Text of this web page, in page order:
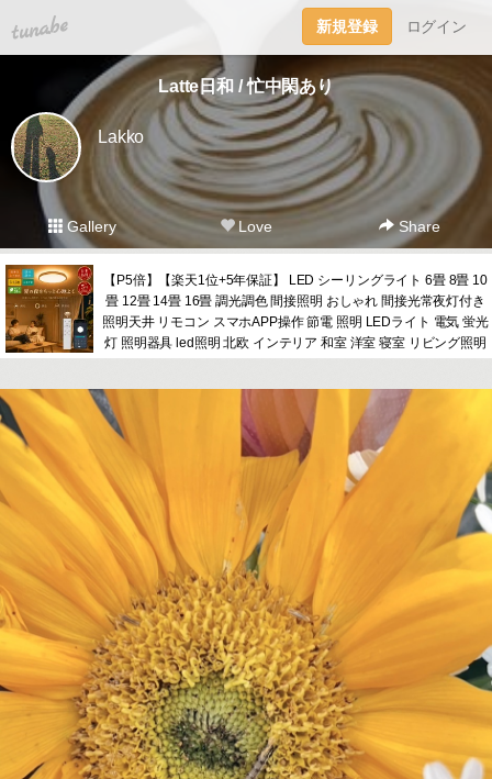
tuna.be 新規登録 ログイン
Latte日和 / 忙中閑あり
Lakko
Gallery Love Share
【P5倍】【楽天1位+5年保証】 LED シーリングライト 6畳 8畳 10
畳 12畳 14畳 16畳 調光調色 間接照明 おしゃれ 間接光常夜灯付き
照明天井 リモコン スマホAPP操作 節電 照明 LEDライト 電気 蛍光
灯 照明器具 led照明 北欧 インテリア 和室 洋室 寝室 リビング照明